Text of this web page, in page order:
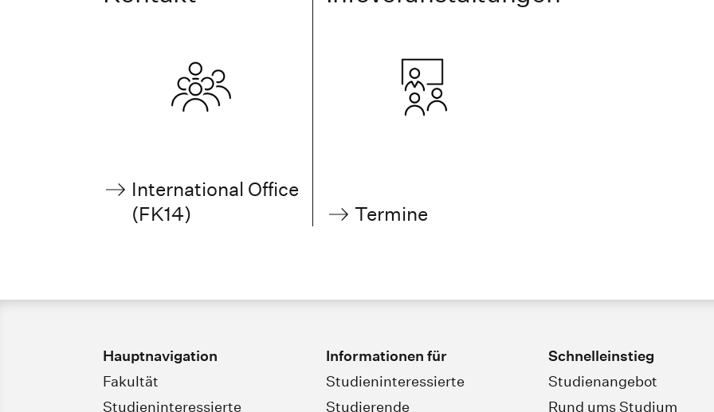
International Office
(FK14)
Termine
Hauptnavigation
Fakultät
Studieninteressierte
Informationen für
Studieninteressierte
Studierende
Schnelleinstieg
Studienangebot
Rund ums Studium